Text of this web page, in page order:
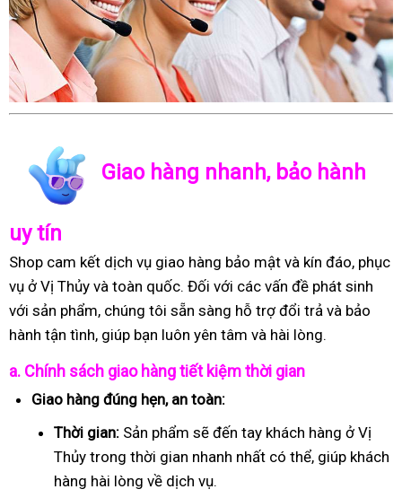
Giao hàng nhanh, bảo hành
uy tín
Shop cam kết dịch vụ giao hàng bảo mật và kín đáo, phục
vụ ở Vị Thủy và toàn quốc. Đối với các vấn đề phát sinh
với sản phẩm, chúng tôi sẵn sàng hỗ trợ đổi trả và bảo
hành tận tình, giúp bạn luôn yên tâm và hài lòng.
a. Chính sách giao hàng tiết kiệm thời gian
Giao hàng đúng hẹn, an toàn:
Thời gian: Sản phẩm sẽ đến tay khách hàng ở Vị
Thủy trong thời gian nhanh nhất có thể, giúp khách
hàng hài lòng về dịch vụ.